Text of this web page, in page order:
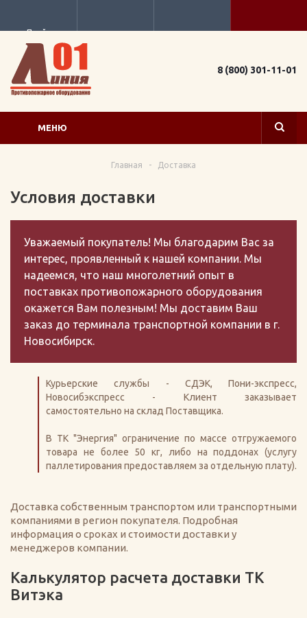
Прайс
8 (800) 301-11-01
МЕНЮ
Главная - Доставка
Условия доставки
Уважаемый покупатель! Мы благодарим Вас за
интерес, проявленный к нашей компании. Мы
надеемся, что наш многолетний опыт в
поставках противопожарного оборудования
окажется Вам полезным! Мы доставим Ваш
заказ до терминала транспортной компании в г.
Новосибирск.
Курьерские службы - СДЭК, Пони-экспресс,
Новосибэкспресс - Клиент заказывает
самостоятельно на склад Поставщика.
В ТК "Энергия" ограничение по массе отгружаемого
товара не более 50 кг, либо на поддонах (услугу
паллетирования предоставляем за отдельную плату).
Доставка собственным транспортом или транспортными
компаниями в регион покупателя. Подробная
информация о сроках и стоимости доставки у
менеджеров компании.
Калькулятор расчета доставки ТК
Витэка